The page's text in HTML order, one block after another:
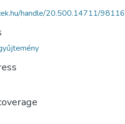
handle/20.500.14711/98116